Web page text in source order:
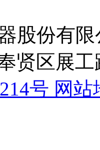
股份有限
贤区展工
号 网站